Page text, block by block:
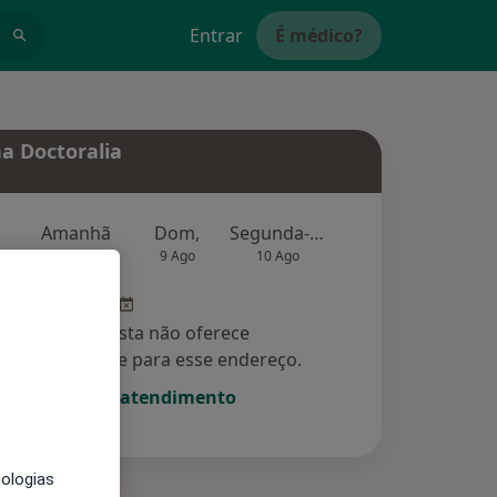
Entrar É médico?
Doctoralia
Amanhã
8 Ago
Dom,
9 Ago
Segunda-feira
10 Ago
Esse especialista não oferece
online para esse endereço.
Solicite um atendimento